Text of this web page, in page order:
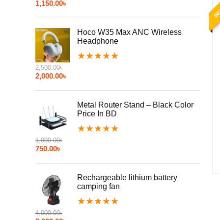
1,150.00৳
Hoco W35 Max ANC Wireless
Headphone
★★★★★
2,500.00৳
2,000.00৳
Metal Router Stand – Black Color
Price In BD
★★★★★
1,000.00৳
750.00৳
Rechargeable lithium battery
camping fan
★★★★★
4,000.00৳